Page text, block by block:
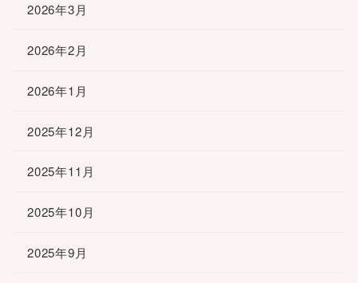
2026年3月
2026年2月
2026年1月
2025年12月
2025年11月
2025年10月
2025年9月